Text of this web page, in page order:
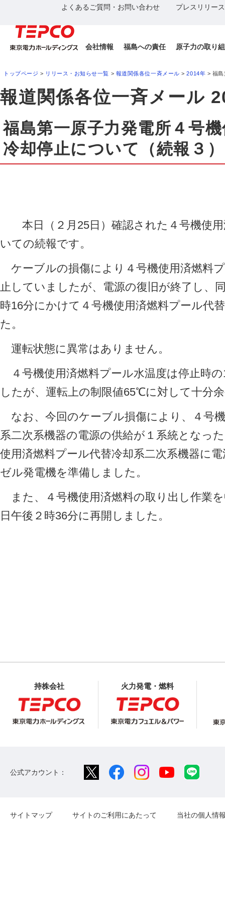
よくあるご質問・お問い合わせ プレスリリー
会社情報 福島への責任 原子力の取り
トップページ > リリース・お知らせ一覧 > 報道関係各位一斉メール >2014年 > 福
報道関係各位一斉メール
福島第一原子力発電所４号
冷却停止について（続報３）
本日（２月25日）確認された４号機使用
いての続報です。
ケーブルの損傷により４号機使用済燃料
止していましたが、電源の復旧が終了し、
時16分にかけて４号機使用済燃料プール代
た。
運転状態に異常はありません。
４号機使用済燃料プール水温度は停止時
したが、運転上の制限値65℃に対して十分
なお、今回のケーブル損傷により、４号
系二次系機器の電源の供給が１系統となっ
使用済燃料プール代替冷却系二次系機器に
ゼル発電機を準備しました。
また、４号機使用済燃料の取り出し作業
日午後２時36分に再開しました。
持株会社 火力発電・燃料
公式アカウント：
サイトマップ サイトのご利用にあたって 当社の個人情